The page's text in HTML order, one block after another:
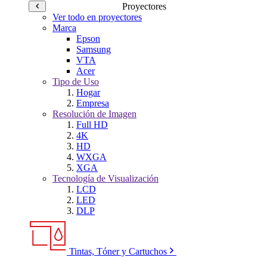
Proyectores
Ver todo en proyectores
Marca
Epson
Samsung
VTA
Acer
Tipo de Uso
Hogar
Empresa
Resolución de Imagen
Full HD
4K
HD
WXGA
XGA
Tecnología de Visualización
LCD
LED
DLP
Tintas, Tóner y Cartuchos